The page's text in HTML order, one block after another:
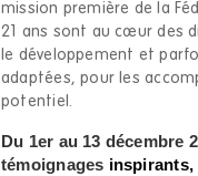
mission première de la
21 ans sont au cœur des
le développement et
adaptées, pour les
potentiel.
Du 1er au 13 décembre
témoignages inspirants,